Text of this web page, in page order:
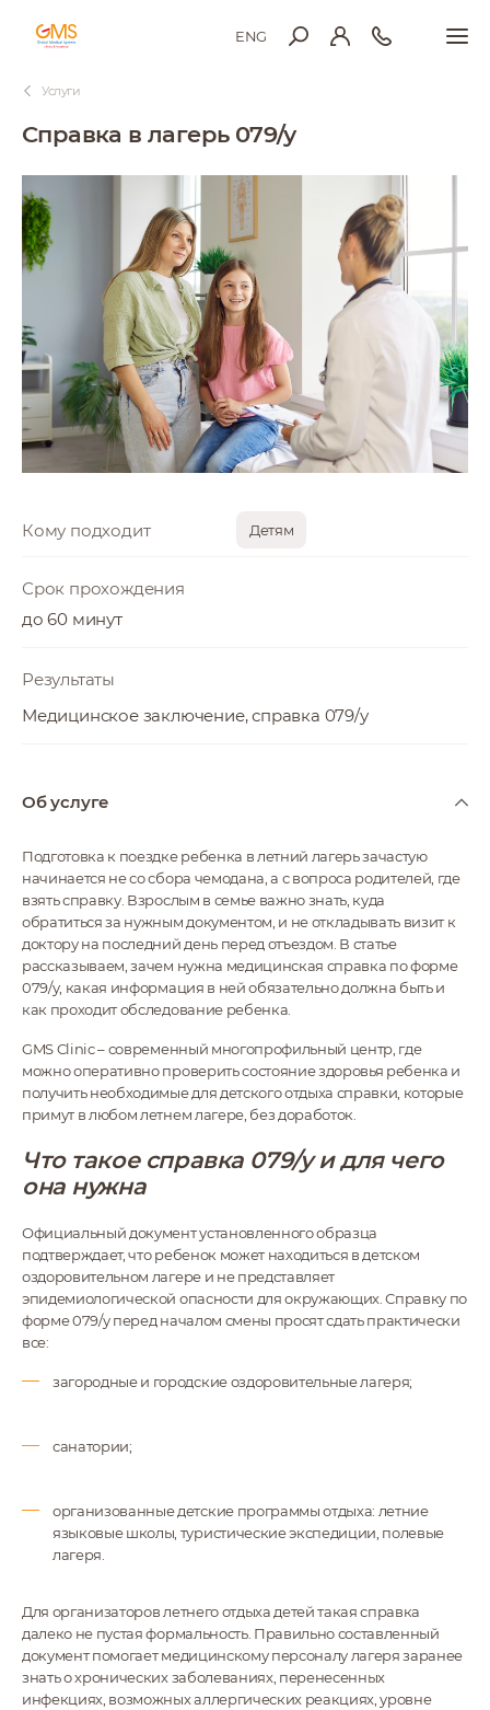
ENG
Услуги
Справка в лагерь 079/у
Кому подходит Детям
Срок прохождения
до 60 минут
Результаты
Медицинское заключение, справка 079/у
Об услуге
Подготовка к поездке ребенка в летний лагерь зачастую
начинается не со сбора чемодана, а с вопроса родителей, где
взять справку. Взрослым в семье важно знать, куда
обратиться за нужным документом, и не откладывать визит к
доктору на последний день перед отъездом. В статье
рассказываем, зачем нужна медицинская справка по форме
079/у, какая информация в ней обязательно должна быть и
как проходит обследование ребенка.
GMS Clinic – современный многопрофильный центр, где
можно оперативно проверить состояние здоровья ребенка и
получить необходимые для детского отдыха справки, которые
примут в любом летнем лагере, без доработок.
Что такое справка 079/у и для чего
она нужна
Официальный документ установленного образца
подтверждает, что ребенок может находиться в детском
оздоровительном лагере и не представляет
эпидемиологической опасности для окружающих. Справку по
форме 079/у перед началом смены просят сдать практически
все:
загородные и городские оздоровительные лагеря;
санатории;
организованные детские программы отдыха: летние
языковые школы, туристические экспедиции, полевые
лагеря.
Для организаторов летнего отдыха детей такая справка
далеко не пустая формальность. Правильно составленный
документ помогает медицинскому персоналу лагеря заранее
знать о хронических заболеваниях, перенесенных
инфекциях, возможных аллергических реакциях, уровне